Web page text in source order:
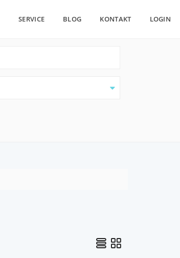
SERVICE BLOG KONTAKT LOGIN